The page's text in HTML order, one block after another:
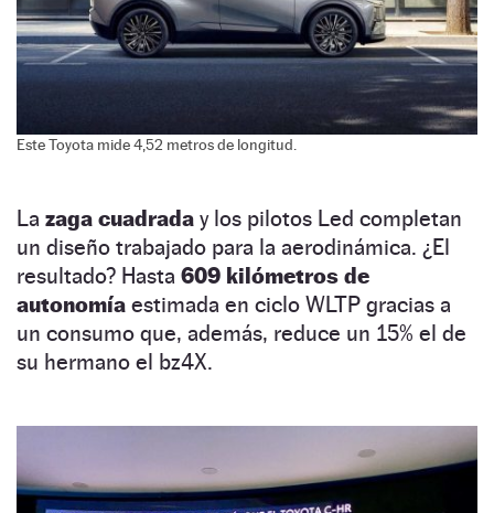
Este Toyota mide 4,52 metros de longitud.
La zaga cuadrada y los pilotos Led completan
un diseño trabajado para la aerodinámica. ¿El
resultado? Hasta 609 kilómetros de
autonomía estimada en ciclo WLTP gracias a
un consumo que, además, reduce un 15% el de
su hermano el bz4X.